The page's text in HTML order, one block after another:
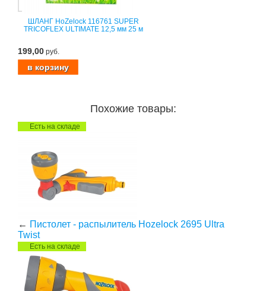
ШЛАНГ HoZelock 116761 SUPER
TRICOFLEX ULTIMATE 12,5 мм 25 м
199,00 руб.
Похожие товары:
Есть на складе
← Пистолет - распылитель Hozelock 2695 Ultra
Twist
Есть на складе